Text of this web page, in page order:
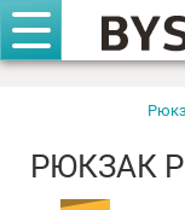
+375-29-
РЮКЗАК